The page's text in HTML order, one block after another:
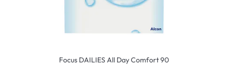
Focus DAILIES All Day Comfort 90